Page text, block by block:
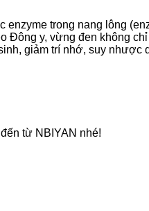
trong nang lông
y, vừng đen không
giảm trí nhớ, suy
từ NBIYAN nhé!